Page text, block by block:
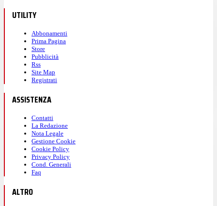
UTILITY
Abbonamenti
Prima Pagina
Store
Pubblicità
Rss
Site Map
Registrati
ASSISTENZA
Contatti
La Redazione
Nota Legale
Gestione Cookie
Cookie Policy
Privacy Policy
Cond. Generali
Faq
ALTRO